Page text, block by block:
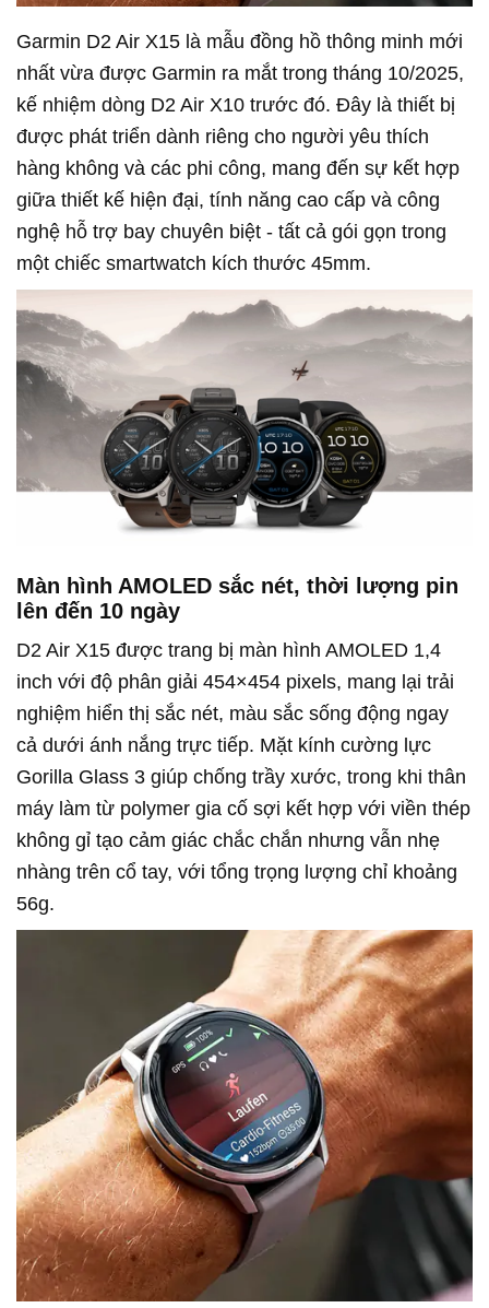
Garmin D2 Air X15 là mẫu đồng hồ thông minh mới
nhất vừa được Garmin ra mắt trong tháng 10/2025,
kế nhiệm dòng D2 Air X10 trước đó. Đây là thiết bị
được phát triển dành riêng cho người yêu thích
hàng không và các phi công, mang đến sự kết hợp
giữa thiết kế hiện đại, tính năng cao cấp và công
nghệ hỗ trợ bay chuyên biệt - tất cả gói gọn trong
một chiếc smartwatch kích thước 45mm.
Màn hình AMOLED sắc nét, thời lượng pin
lên đến 10 ngày
D2 Air X15 được trang bị màn hình AMOLED 1,4
inch với độ phân giải 454×454 pixels, mang lại trải
nghiệm hiển thị sắc nét, màu sắc sống động ngay
cả dưới ánh nắng trực tiếp. Mặt kính cường lực
Gorilla Glass 3 giúp chống trầy xước, trong khi thân
máy làm từ polymer gia cố sợi kết hợp với viền thép
không gỉ tạo cảm giác chắc chắn nhưng vẫn nhẹ
nhàng trên cổ tay, với tổng trọng lượng chỉ khoảng
56g.